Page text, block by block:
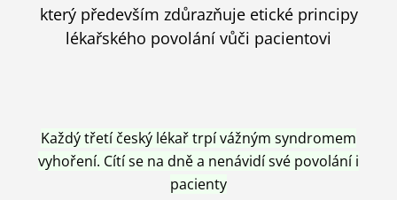
který především zdůrazňuje etické principy
lékařského povolání vůči pacientovi
Každý třetí český lékař trpí vážným syndromem
vyhoření. Cítí se na dně a nenávidí své povolání i
pacienty